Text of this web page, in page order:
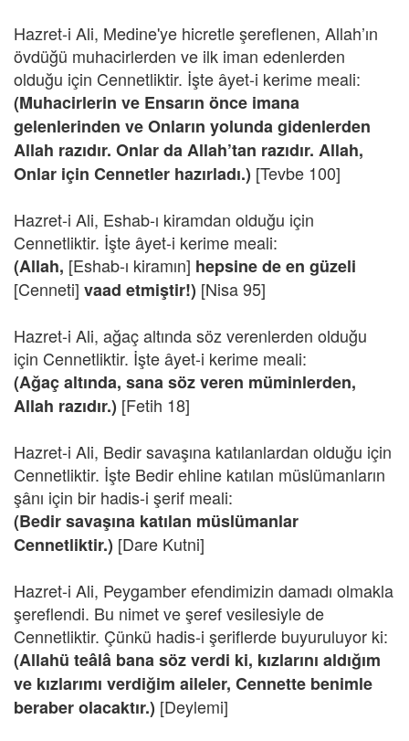
Hazret-i Ali, Medine'ye hicretle şereflenen, Allah’ın
övdüğü muhacirlerden ve ilk iman edenlerden
olduğu için Cennetliktir. İşte âyet-i kerime meali:
(Muhacirlerin ve Ensarın önce imana
gelenlerinden ve Onların yolunda gidenlerden
Allah razıdır. Onlar da Allah’tan razıdır. Allah,
Onlar için Cennetler hazırladı.) [Tevbe 100]
Hazret-i Ali, Eshab-ı kiramdan olduğu için
Cennetliktir. İşte âyet-i kerime meali:
(Allah, [Eshab-ı kiramın] hepsine de en güzeli
[Cenneti] vaad etmiştir!) [Nisa 95]
Hazret-i Ali, ağaç altında söz verenlerden olduğu
için Cennetliktir. İşte âyet-i kerime meali:
(Ağaç altında, sana söz veren müminlerden,
Allah razıdır.) [Fetih 18]
Hazret-i Ali, Bedir savaşına katılanlardan olduğu için
Cennetliktir. İşte Bedir ehline katılan müslümanların
şânı için bir hadis-i şerif meali:
(Bedir savaşına katılan müslümanlar
Cennetliktir.) [Dare Kutni]
Hazret-i Ali, Peygamber efendimizin damadı olmakla
şereflendi. Bu nimet ve şeref vesilesiyle de
Cennetliktir. Çünkü hadis-i şeriflerde buyuruluyor ki:
(Allahü teâlâ bana söz verdi ki, kızlarını aldığım
ve kızlarımı verdiğim aileler, Cennette benimle
beraber olacaktır.) [Deylemi]